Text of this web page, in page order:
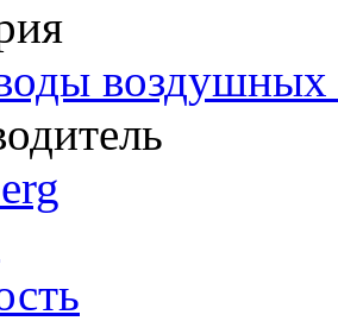
воздушных